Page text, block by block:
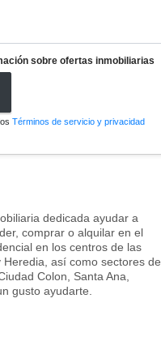
sobre ofertas inmobiliarias
Términos de servicio y privacidad
dedicada ayudar a
comprar o alquilar en el
en los centros de las
Heredia, así como sectores de
Colon, Santa Ana,
gusto ayudarte.